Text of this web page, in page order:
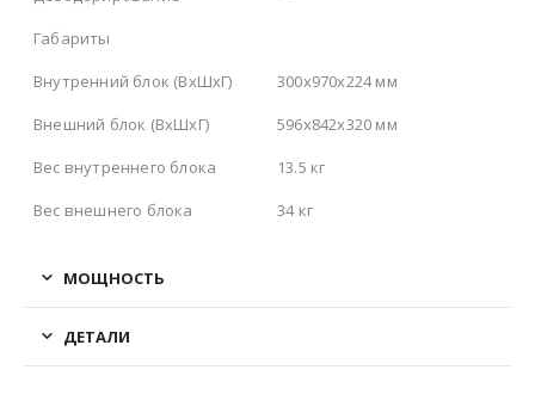
Габариты
Внутренний блок (ВхШхГ)
300х970х224 мм
Внешний блок (ВхШхГ)
596х842х320 мм
Вес внутреннего блока
13.5 кг
Вес внешнего блока
34 кг
МОЩНОСТЬ
ДЕТАЛИ